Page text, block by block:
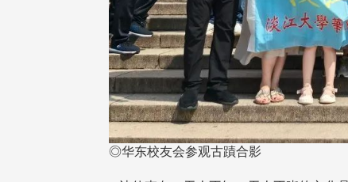
◎华东校友会参观古蹟合影
校友会于115年6月10日(三)
日(二)，27名校友夥伴一同前
国宁夏省参访，活 ...
台北市校友会于6月6日(六)举办
「新店瑠公圳知性健行活动」
领队温明正学长与副领队吕
姐的精 ...
3 版 校友会活动 (系